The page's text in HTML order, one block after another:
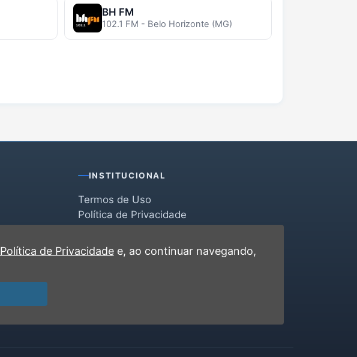
BH FM
102.1 FM - Belo Horizonte (MG)
INSTITUCIONAL
Termos de Uso
Política de Privacidade
Contato
Política de Privacidadee, ao continuar navegando,